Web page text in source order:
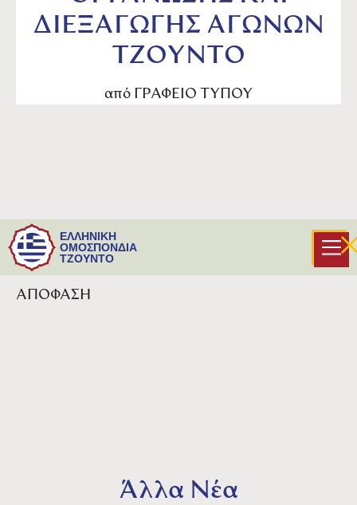
ΔΙΕΞΑΓΩΓΗΣ ΑΓΩΝΩΝ
ΤΖΟΥΝΤΟ
από ΓΡΑΦΕΙΟ ΤΥΠΟΥ
ΕΛΛΗΝΙΚΗ
ΟΜΟΣΠΟΝΔΙΑ
ΤΖΟΥΝΤΟ
Συνημμένα θα βρείτε τον εγκεκριμένο
κανονισμό Αγώνων της Ελληνικής Ομοσπονδίας
Τζούντο
ΑΠΟΦΑΣΗ
Άλλα Νέα